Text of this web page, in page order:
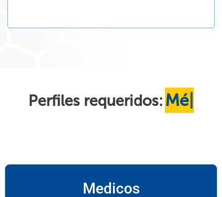
Perfiles requeridos:Médicos
Medicos